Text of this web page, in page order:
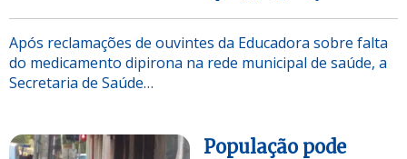
Após reclamações de ouvintes da Educadora sobre falta
do medicamento dipirona na rede municipal de saúde, a
Secretaria de Saúde…
População pode